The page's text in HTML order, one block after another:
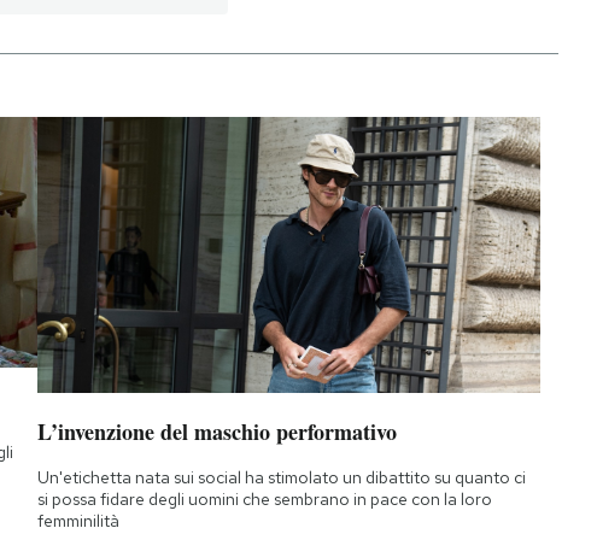
L’invenzione del maschio performativo
Un'etichetta nata sui social ha stimolato un dibattito su quanto ci
si possa fidare degli uomini che sembrano in pace con la loro
femminilità